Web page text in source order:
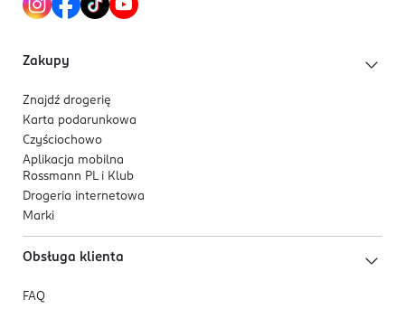
Zakupy
Znajdź drogerię
Karta podarunkowa
Czyściochowo
Aplikacja mobilna
Rossmann PL i Klub
Drogeria internetowa
Marki
Obsługa klienta
FAQ